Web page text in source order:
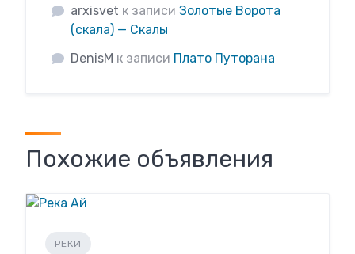
arxisvet к записи Золотые Ворота
(скала) — Скалы
DenisM к записи Плато Путорана
Похожие объявления
РЕКИ